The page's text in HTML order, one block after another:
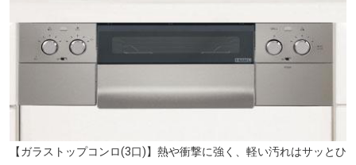
【ガラストップコンロ(3口)】熱や衝撃に強く、軽い汚れはサッとひ